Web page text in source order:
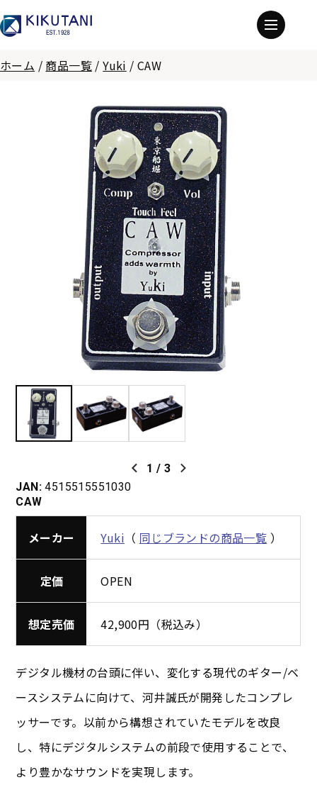
ホーム / 商品一覧 /Yuki /CAW
1 / 3
JAN: 4515515551030
CAW
メーカー Yuki （ 同じブランドの商品一覧 ）
定価 OPEN
想定売価 42,900円（税込み）
デジタル機材の台頭に伴い、変化する現代のギター/ベ
ースシステムに向けて、河井誠氏が開発したコンプレ
ッサーです。以前から構想されていたモデルを改良
し、特にデジタルシステムの前段で使用することで、
より豊かなサウンドを実現します。